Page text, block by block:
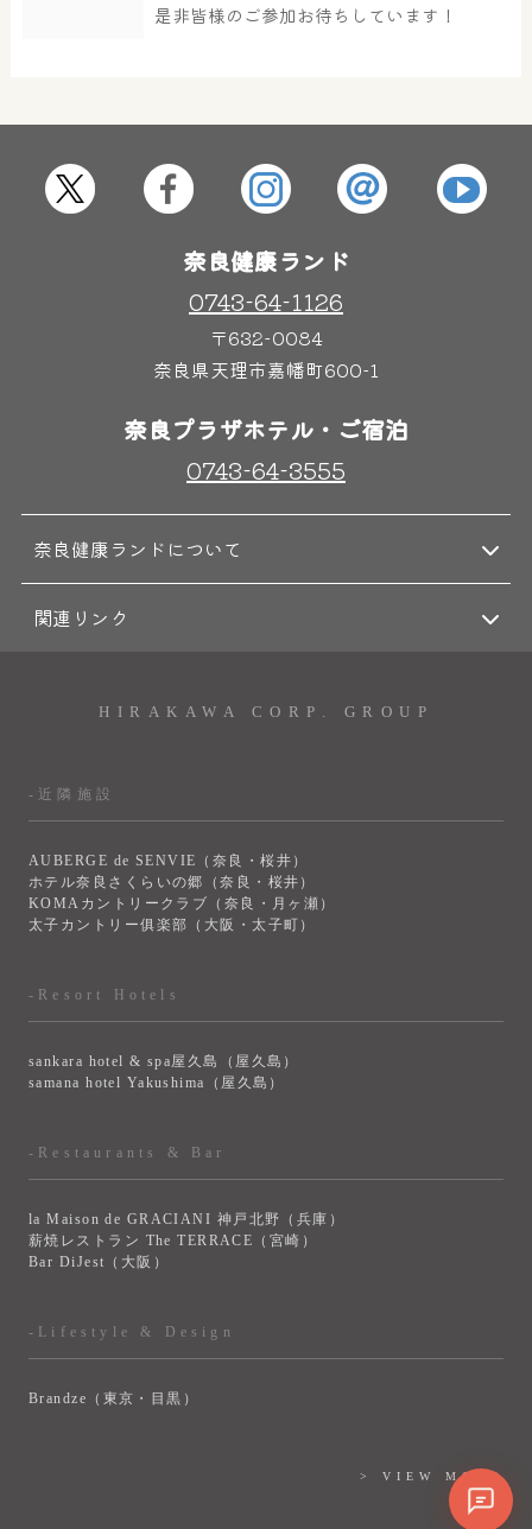
是非皆様のご参加お待ちしています！
奈良健康ランド
0743-64-1126
〒632-0084
奈良県天理市嘉幡町600-1
奈良プラザホテル・ご宿泊
0743-64-3555
奈良健康ランドについて
関連リンク
HIRAKAWA CORP. GROUP
-近隣施設
AUBERGE de SENVIE（奈良・桜井）
ホテル奈良さくらいの郷（奈良・桜井）
KOMAカントリークラブ（奈良・月ヶ瀬）
太子カントリー俱楽部（大阪・太子町）
-Resort Hotels
sankara hotel & spa屋久島（屋久島）
samana hotel Yakushima（屋久島）
-Restaurants & Bar
la Maison de GRACIANI 神戸北野（兵庫）
薪焼レストラン The TERRACE（宮崎）
Bar DiJest（大阪）
-Lifestyle & Design
Brandze（東京・目黒）
> VIEW MORE